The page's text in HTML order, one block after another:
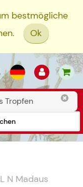
bestmögliche
Ok
N Madaus